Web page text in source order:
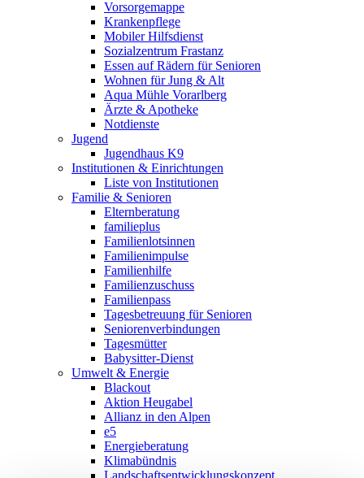
Vorsorgemappe
Krankenpflege
Mobiler Hilfsdienst
Sozialzentrum Frastanz
Essen auf Rädern für Senioren
Wohnen für Jung & Alt
Aqua Mühle Vorarlberg
Ärzte & Apotheke
Notdienste
Jugend
Jugendhaus K9
Institutionen & Einrichtungen
Liste von Institutionen
Familie & Senioren
Elternberatung
familieplus
Familienlotsinnen
Familienimpulse
Familienhilfe
Familienzuschuss
Familienpass
Tagesbetreuung für Senioren
Seniorenverbindungen
Tagesmütter
Babysitter-Dienst
Umwelt & Energie
Blackout
Aktion Heugabel
Allianz in den Alpen
e5
Energieberatung
Klimabündnis
Landschaftsentwicklungskonzept